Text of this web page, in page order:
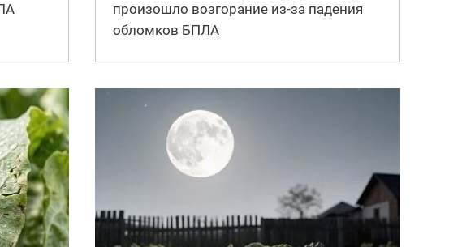
произошло возгорание из-за падения
обломков БПЛА